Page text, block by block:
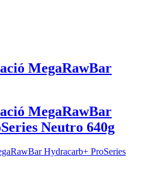
MegaRawBar
MegaRawBar
Neutro 640g